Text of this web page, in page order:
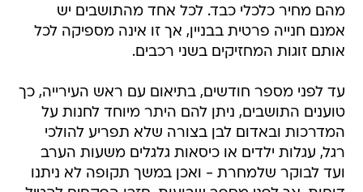
מהם מחיר כלכלי כבד. לכל אחד מהתושבים יש
אמנם חנייה פרטית בבניין, אך זו אינה מספיקה לכל
אותם זוגות המחזיקים בשני רכבים.
עד לפני מספר חודשים, בתיאום עם ראש העירייה, כך
טוענים התושבים, ניתן להם היתר מיוחד לחנות על
המדרכות ובאדום לבן בצורה שלא תפריע להולכי
רגל, עגלות ילדים או כיסאות גלגלים משעות הערב
ועד לבוקר שלמחרת - ואכן במשך תקופה לא ניתנו